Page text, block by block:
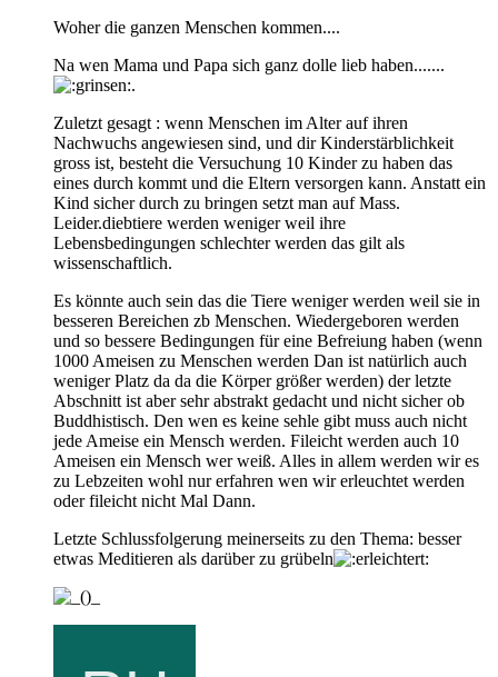
Woher die ganzen Menschen kommen....
Na wen Mama und Papa sich ganz dolle lieb haben.......
.
Zuletzt gesagt : wenn Menschen im Alter auf ihren
Nachwuchs angewiesen sind, und dir Kinderstärblichkeit
gross ist, besteht die Versuchung 10 Kinder zu haben das
eines durch kommt und die Eltern versorgen kann. Anstatt ein
Kind sicher durch zu bringen setzt man auf Mass.
Leider.diebtiere werden weniger weil ihre
Lebensbedingungen schlechter werden das gilt als
wissenschaftlich.
Es könnte auch sein das die Tiere weniger werden weil sie in
besseren Bereichen zb Menschen. Wiedergeboren werden
und so bessere Bedingungen für eine Befreiung haben (wenn
1000 Ameisen zu Menschen werden Dan ist natürlich auch
weniger Platz da da die Körper größer werden) der letzte
Abschnitt ist aber sehr abstrakt gedacht und nicht sicher ob
Buddhistisch. Den wen es keine sehle gibt muss auch nicht
jede Ameise ein Mensch werden. Fileicht werden auch 10
Ameisen ein Mensch wer weiß. Alles in allem werden wir es
zu Lebzeiten wohl nur erfahren wen wir erleuchtet werden
oder fileicht nicht Mal Dann.
Letzte Schlussfolgerung meinerseits zu den Thema: besser
etwas Meditieren als darüber zu grübeln